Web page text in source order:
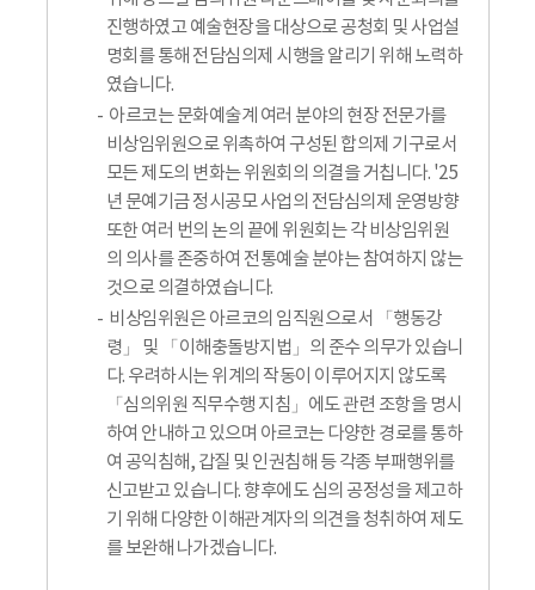
진행하였고 예술현장을 대상으로 공청회 및 사업설
명회를 통해 전담심의제 시행을 알리기 위해 노력하
였습니다.
아르코는 문화예술계 여러 분야의 현장 전문가를
비상임위원으로 위촉하여 구성된 합의제 기구로서
모든 제도의 변화는 위원회의 의결을 거칩니다. '25
년 문예기금 정시공모 사업의 전담심의제 운영방향
또한 여러 번의 논의 끝에 위원회는 각 비상임위원
의 의사를 존중하여 전통예술 분야는 참여하지 않는
것으로 의결하였습니다.
비상임위원은 아르코의 임직원으로서 「행동강
령」 및 「이해충돌방지법」의 준수 의무가 있습니
다. 우려하시는 위계의 작동이 이루어지지 않도록
「심의위원 직무수행 지침」에도 관련 조항을 명시
하여 안내하고 있으며 아르코는 다양한 경로를 통하
여 공익침해, 갑질 및 인권침해 등 각종 부패행위를
신고받고 있습니다. 향후에도 심의 공정성을 제고하
기 위해 다양한 이해관계자의 의견을 청취하여 제도
를 보완해 나가겠습니다.